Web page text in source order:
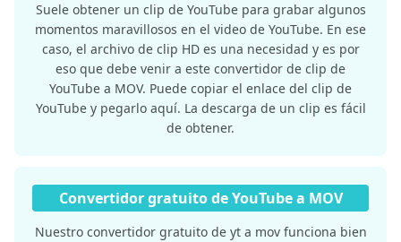
Suele obtener un clip de YouTube para grabar algunos
momentos maravillosos en el video de YouTube. En ese
caso, el archivo de clip HD es una necesidad y es por
eso que debe venir a este convertidor de clip de
YouTube a MOV. Puede copiar el enlace del clip de
YouTube y pegarlo aquí. La descarga de un clip es fácil
de obtener.
Convertidor gratuito de YouTube a MOV
Nuestro convertidor gratuito de yt a mov funciona bien